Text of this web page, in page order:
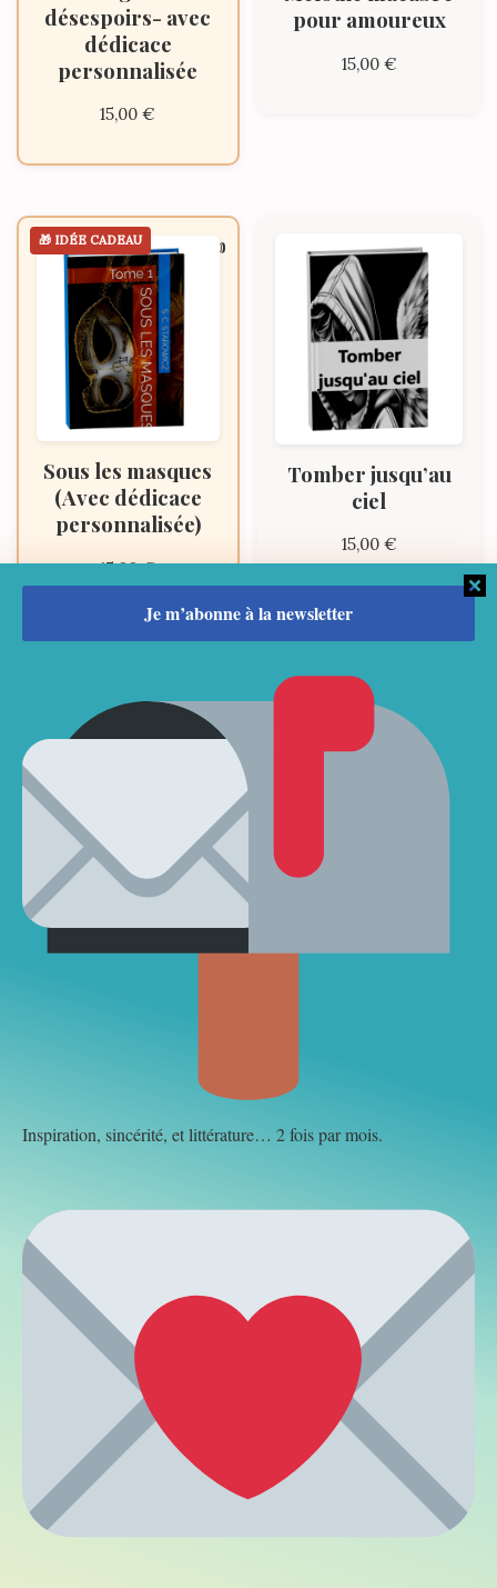
Inspiration, sincérité, et littérature… 2 fois par mois.
désespoirs- avec
dédicace
personnalisée
15,00€
pour amoureux
15,00 €
Sous les masques
(Avec dédicace
personnalisée)
15,00€
Tomber jusqu’au
ciel
15,00 €
Suivez mon univers d’auteure
émotions et les visages de mes romans.